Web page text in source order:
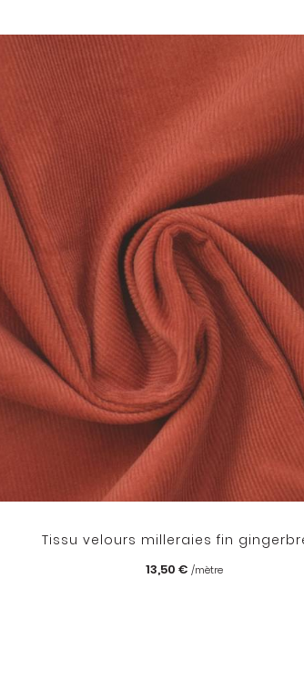
COUSETTE LOVES
TOUS LES
LIBERTY
ENTOILAGES &
Tissu velours milleraies fin
13,50 € /mètre